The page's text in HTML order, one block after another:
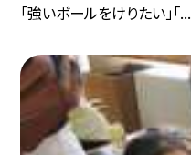
「強いボールをけりたい」「...